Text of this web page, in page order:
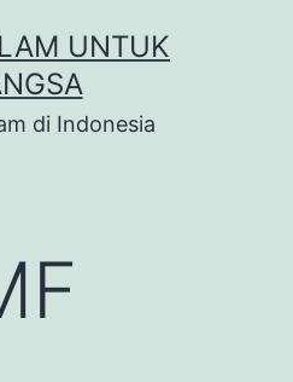
UNTUK
di Indonesia